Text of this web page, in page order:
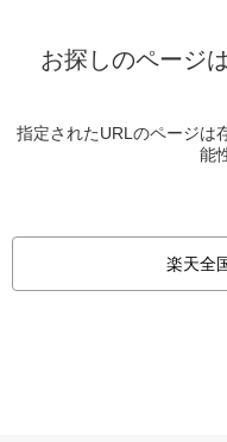
お探しのページ
指定されたURLのページは
能
楽天全